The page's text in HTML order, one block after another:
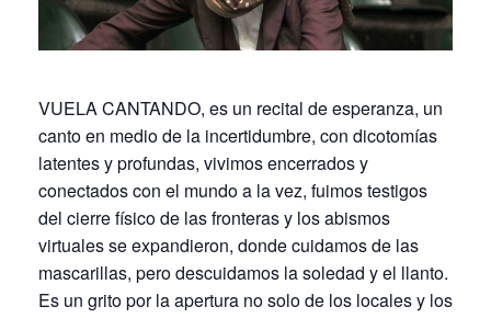
VUELA CANTANDO, es un recital de esperanza, un
canto en medio de la incertidumbre, con dicotomías
latentes y profundas, vivimos encerrados y
conectados con el mundo a la vez, fuimos testigos
del cierre físico de las fronteras y los abismos
virtuales se expandieron, donde cuidamos de las
mascarillas, pero descuidamos la soledad y el llanto.
Es un grito por la apertura no solo de los locales y los